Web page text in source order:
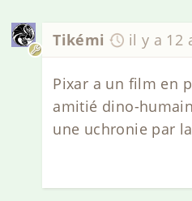
Tikémi il y a 12
Pixar a un film en
amitié dino-
une uchronie par